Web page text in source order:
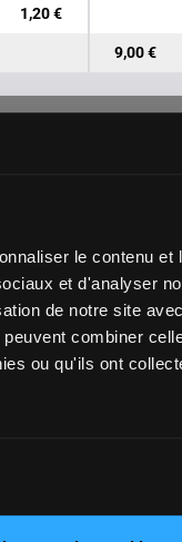
le contenu
et d'analyser
de notre site
combiner
ou qu'ils ont
1,20 €
9,00 €
€